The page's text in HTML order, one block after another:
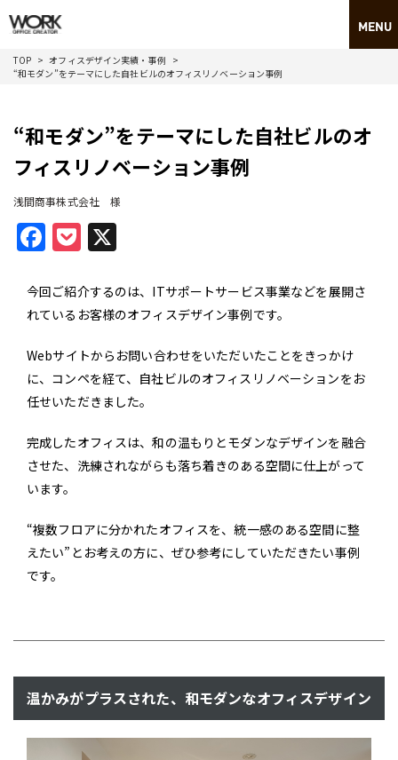
TOP
オフィスデザイン実績・事例
“和モダン”をテーマにした自社ビルのオフィスリノベーション事例
“和モダン”をテーマにした自社ビルのオ
フィスリノベーション事例
浅間商事株式会社 様
Facebook
Pocket
今回ご紹介するのは、ITサポートサービス事業などを展開さ
れているお客様のオフィスデザイン事例です。
Webサイトからお問い合わせをいただいたことをきっかけ
に、コンペを経て、自社ビルのオフィスリノベーションをお
任せいただきました。
完成したオフィスは、和の温もりとモダンなデザインを融合
させた、洗練されながらも落ち着きのある空間に仕上がって
います。
“複数フロアに分かれたオフィスを、統一感のある空間に整
えたい”とお考えの方に、ぜひ参考にしていただきたい事例
です。
温かみがプラスされた、和モダンなオフィスデザイン